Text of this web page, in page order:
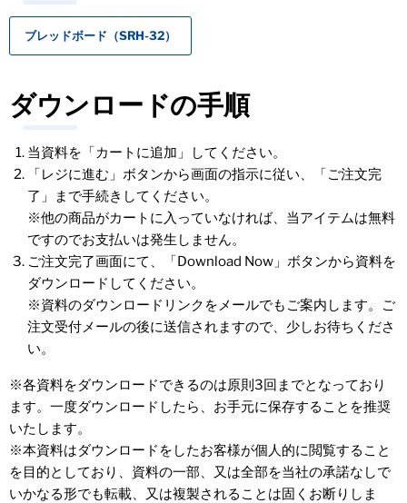
ブレッドボード（SRH-32）
ダウンロードの手順
当資料を「カートに追加」してください。
「レジに進む」ボタンから画面の指示に従い、「ご注文完
了」まで手続きしてください。
※他の商品がカートに入っていなければ、当アイテムは無料
ですのでお支払いは発生しません。
ご注文完了画面にて、「Download Now」ボタンから資料を
ダウンロードしてください。
※資料のダウンロードリンクをメールでもご案内します。ご
注文受付メールの後に送信されますので、少しお待ちくださ
い。
※各資料をダウンロードできるのは原則3回までとなっており
ます。一度ダウンロードしたら、お手元に保存することを推奨
いたします。
※本資料はダウンロードをしたお客様が個人的に閲覧すること
を目的としており、資料の一部、又は全部を当社の承諾なしで
いかなる形でも転載、又は複製されることは固くお断りしま